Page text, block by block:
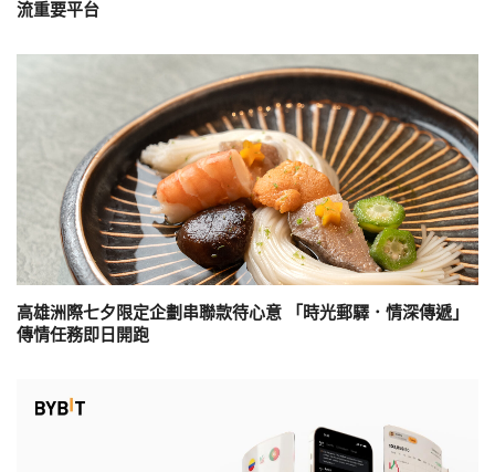
流重要平台
高雄洲際七夕限定企劃串聯款待心意 「時光郵驛．情深傳遞」
傳情任務即日開跑